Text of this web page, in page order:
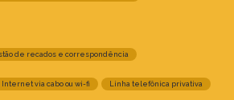
de recados e correspondência
Internet via cabo ou wi-fi Linha telefônica privativa